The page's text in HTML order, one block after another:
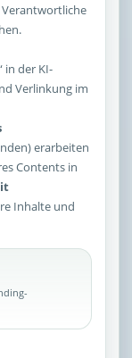
in der KI-
Verlinkung im
erarbeiten
Contents in
Inhalte und